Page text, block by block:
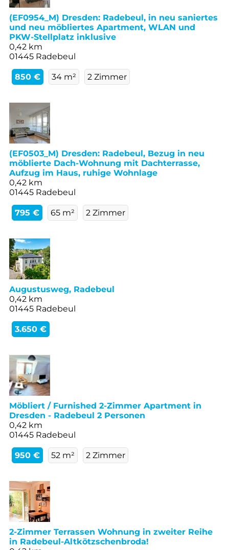
(EF0954_M) Dresden: Radebeul, in neu saniertes
und neu möbliertes Apartment, WLAN und
PKW-Stellplatz inklusive
0,42 km
01445 Radebeul
850 € 34 m² 2 Zimmer
(EF0503_M) Dresden: Radebeul, Bezug in neu
möblierte Dach-Wohnung mit Dachterrasse,
Aufzug im Haus, ruhige Wohnlage
0,42 km
01445 Radebeul
795 € 65 m² 2 Zimmer
Augustusweg, Radebeul
0,42 km
01445 Radebeul
3.650 €
Möbliert / Furnished 2-Zimmer Apartment in
Dresden - Radebeul 2 Personen
0,42 km
01445 Radebeul
950 € 52 m² 2 Zimmer
2-Zimmer Terrassen Wohnung in zweiter Reihe
in Radebeul-Altkötzschenbroda!